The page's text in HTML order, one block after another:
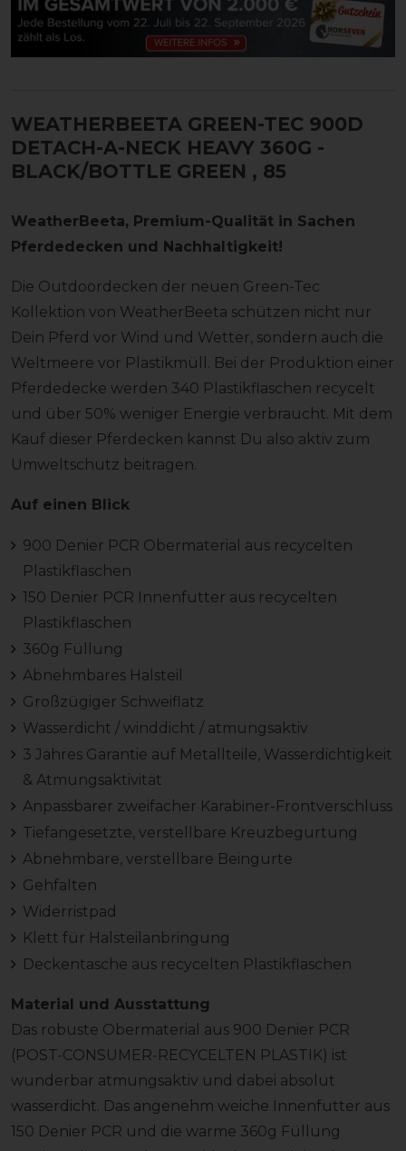
WEATHERBEETA GREEN-TEC 900D
DETACH-A-NECK HEAVY 360G -
BLACK/BOTTLE GREEN , 85
WeatherBeeta, Premium-Qualität in Sachen
Pferdedecken und Nachhaltigkeit!
Die Outdoordecken der neuen Green-Tec
Kollektion von WeatherBeeta schützen nicht nur
Dein Pferd vor Wind und Wetter, sondern auch die
Weltmeere vor Plastikmüll. Bei der Produktion einer
Pferdedecke werden 340 Plastikflaschen recycelt
und über 50% weniger Energie verbraucht. Mit dem
Kauf dieser Pferdecken kannst Du also aktiv zum
Umweltschutz beitragen.
Auf einen Blick
900 Denier PCR Obermaterial aus recycelten
Plastikflaschen
150 Denier PCR Innenfutter aus recycelten
Plastikflaschen
360g Füllung
Abnehmbares Halsteil
Großzügiger Schweiflatz
Wasserdicht / winddicht / atmungsaktiv
3 Jahres Garantie auf Metallteile, Wasserdichtigkeit
& Atmungsaktivität
Anpassbarer zweifacher Karabiner-Frontverschluss
Tiefangesetzte, verstellbare Kreuzbegurtung
Abnehmbare, verstellbare Beingurte
Gehfalten
Widerristpad
Klett für Halsteilanbringung
Deckentasche aus recycelten Plastikflaschen
Material und Ausstattung
Das robuste Obermaterial aus 900 Denier PCR
(POST-CONSUMER-RECYCELTEN PLASTIK) ist
wunderbar atmungsaktiv und dabei absolut
wasserdicht. Das angenehm weiche Innenfutter aus
150 Denier PCR und die warme 360g Füllung